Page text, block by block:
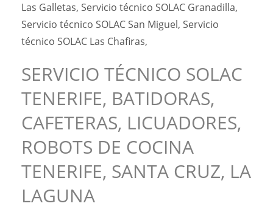
Las Galletas, Servicio técnico SOLAC Granadilla,
Servicio técnico SOLAC San Miguel, Servicio
técnico SOLAC Las Chafiras,
SERVICIO TÉCNICO SOLAC
TENERIFE, BATIDORAS,
CAFETERAS, LICUADORES,
ROBOTS DE COCINA
TENERIFE, SANTA CRUZ, LA
LAGUNA